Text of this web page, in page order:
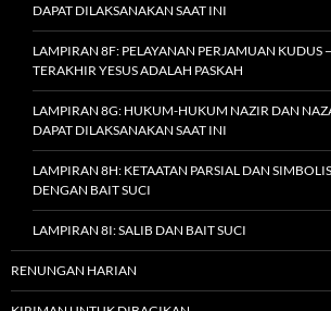
DAPAT DILAKSANAKAN SAAT INI
LAMPIRAN 8F: PELAYANAN PERJAMUAN KUDUS
TERAKHIR YESUS ADALAH PASKAH
LAMPIRAN 8G: HUKUM-HUKUM NAZIR DAN
DAPAT DILAKSANAKAN SAAT INI
LAMPIRAN 8H: KETAATAN PARSIAL DAN
DENGAN BAIT SUCI
LAMPIRAN 8I: SALIB DAN BAIT SUCI
RENUNGAN HARIAN